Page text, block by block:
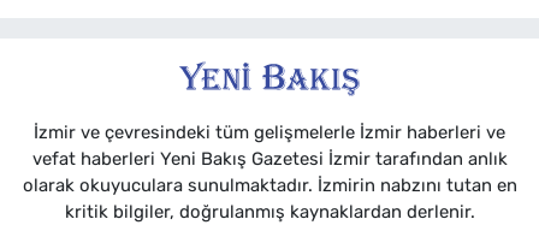
İzmir ve çevresindeki tüm gelişmelerle İzmir haberleri ve
vefat haberleri Yeni Bakış Gazetesi İzmir tarafından anlık
olarak okuyuculara sunulmaktadır. İzmirin nabzını tutan en
kritik bilgiler, doğrulanmış kaynaklardan derlenir.